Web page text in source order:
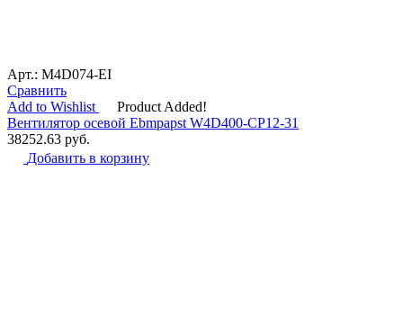
Арт.: M4D074-EI
Сравнить
Add to Wishlist
Product Added!
Вентилятор осевой Ebmpapst W4D400-CP12-31
38252.63 руб.
Добавить в корзину